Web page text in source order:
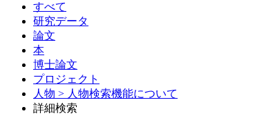
すべて
研究データ
論文
本
博士論文
プロジェクト
人物 > 人物検索機能について
詳細検索